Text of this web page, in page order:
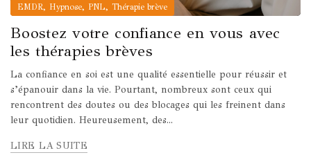
EMDR, Hypnose, PNL, Thérapie brève
Boostez votre confiance en vous avec
les thérapies brèves
La confiance en soi est une qualité essentielle pour réussir et
s’épanouir dans la vie. Pourtant, nombreux sont ceux qui
rencontrent des doutes ou des blocages qui les freinent dans
leur quotidien. Heureusement, des...
LIRE LA SUITE